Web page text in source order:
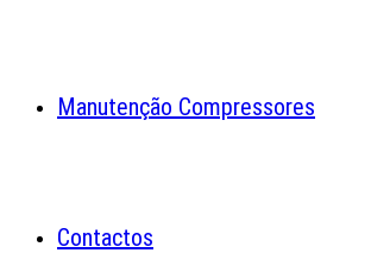
Manutenção Compressores
Contactos